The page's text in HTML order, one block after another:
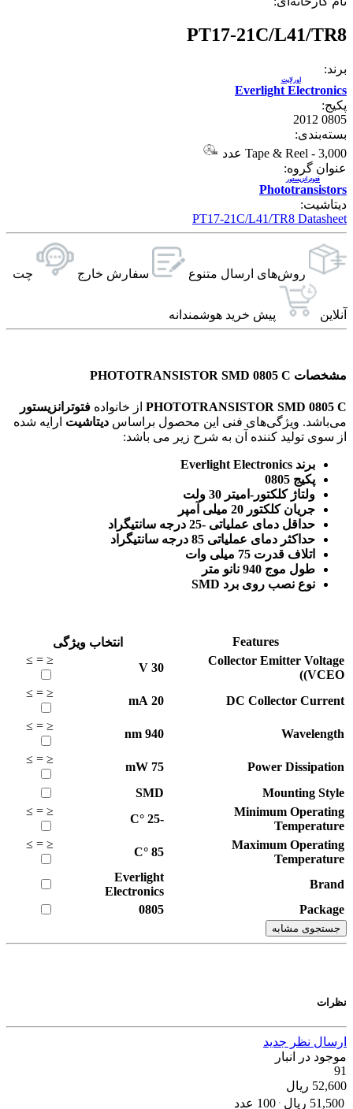
PT17-21C/L41/TR8
برند:
Everlight Electronics
اورلایت
پکیج:
0805 2012
بسته‌بندی:
Tape & Reel - 3,000 عدد
عنوان گروه:
Phototransistors
فتوترانزیستور
دیتاشیت:
PT17-21C/L41/TR8 Datasheet
روش‌های ارسال‌ متنوع سفارش خارج چت
آنلاین پیش خرید هوشمندانه
مشخصات PHOTOTRANSISTOR SMD 0805 C
PHOTOTRANSISTOR SMD 0805 C از خانواده فتوترانزیستور
می‌باشد. ویژگی‌های فنی این محصول براساس دیتاشیت ارایه شده
از سوی تولید کننده آن به شرح زیر می باشد:
برند Everlight Electronics
پکیج 0805
ولتاژ کلکتور-امیتر 30 ولت
جریان کلکتور 20 میلی آمپر
حداقل دمای عملیاتی -25 درجه سانتیگراد
حداکثر دمای عملیاتی 85 درجه سانتیگراد
اتلاف قدرت 75 میلی وات
طول موج 940 نانو متر
نوع نصب روی برد SMD
Features
انتخاب ویژگی
Collector Emitter Voltage
(VCEO)
30
V
≤
=
≥
DC Collector Current
20
mA
≤
=
≥
Wavelength
940
nm
≤
=
≥
Power Dissipation
75
mW
≤
=
≥
Mounting Style
SMD
Minimum Operating
Temperature
-25
°C
≤
=
≥
Maximum Operating
Temperature
85
°C
≤
=
≥
Brand
Everlight
Electronics
Package
0805
جستجوی مشابه
نظرات
ارسال نظر جدید
موجود در انبار
91
52,600 ریال
51,500 ریال 100 عدد